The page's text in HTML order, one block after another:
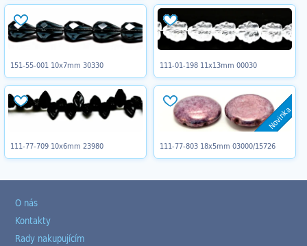
151-55-001 10x7mm 30330 111-01-198 11x13mm 00030
111-77-709 10x6mm 23980
Novinka
111-77-803 18x5mm 03000/15726
O nás
Kontakty
Rady nakupujícím